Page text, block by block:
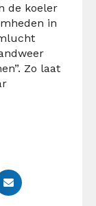
de koeler
in
Zo laat